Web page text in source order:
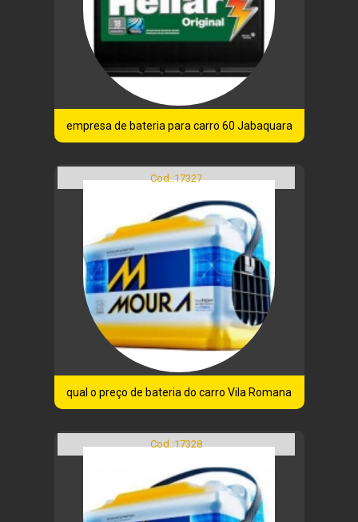
empresa de bateria para carro 60 Jabaquara
Cod.:17327
qual o preço de bateria do carro Vila Romana
Cod.:17328